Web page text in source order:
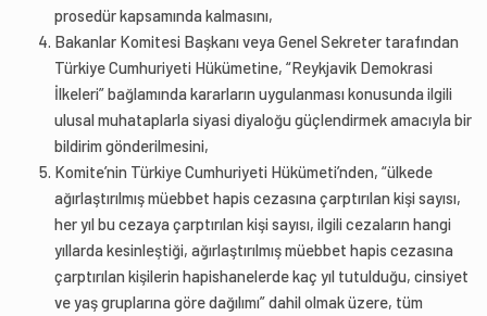
prosedür kapsamında kalmasını,
Bakanlar Komitesi Başkanı veya Genel Sekreter tarafından
Türkiye Cumhuriyeti Hükümetine, “Reykjavik Demokrasi
İlkeleri” bağlamında kararların uygulanması konusunda ilgili
ulusal muhataplarla siyasi diyaloğu güçlendirmek amacıyla bir
bildirim gönderilmesini,
Komite’nin Türkiye Cumhuriyeti Hükümeti’nden, “ülkede
ağırlaştırılmış müebbet hapis cezasına çarptırılan kişi sayısı,
her yıl bu cezaya çarptırılan kişi sayısı, ilgili cezaların hangi
yıllarda kesinleştiği, ağırlaştırılmış müebbet hapis cezasına
çarptırılan kişilerin hapishanelerde kaç yıl tutulduğu, cinsiyet
ve yaş gruplarına göre dağılımı” dahil olmak üzere, tüm